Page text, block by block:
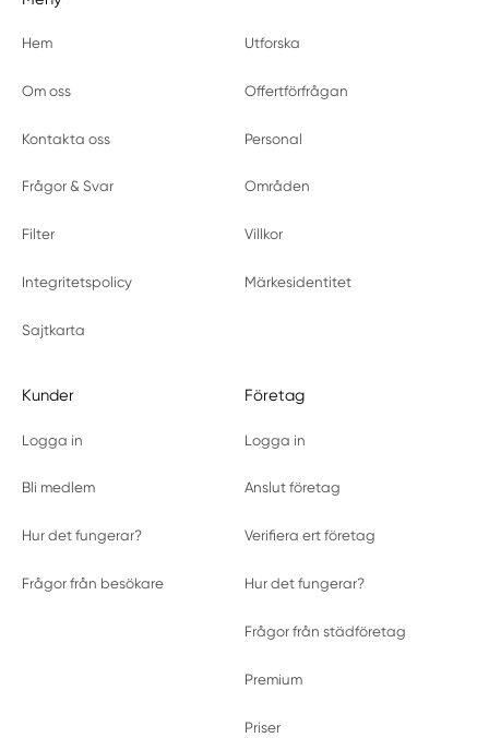
Hem Utforska
Om oss Offertförfrågan
Kontakta oss Personal
Frågor & Svar Områden
Filter Villkor
Integritetspolicy Märkesidentitet
Sajtkarta
Kunder
Logga in
Bli medlem
Hur det fungerar?
Frågor från besökare
Företag
Logga in
Anslut företag
Verifiera ert företag
Hur det fungerar?
Frågor från städföretag
Premium
Priser